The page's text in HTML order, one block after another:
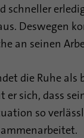
schneller
Deswegen
an seinen
die Ruhe als
er sich, dass
so